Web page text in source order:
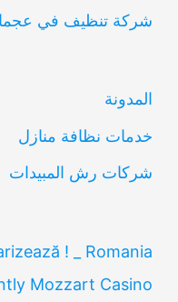
ث
ن
شركة تنظيف في
المدونة
خدمات نظافة منازل
شركات رش المبيدات
! _ Romania
Mozzart Casino